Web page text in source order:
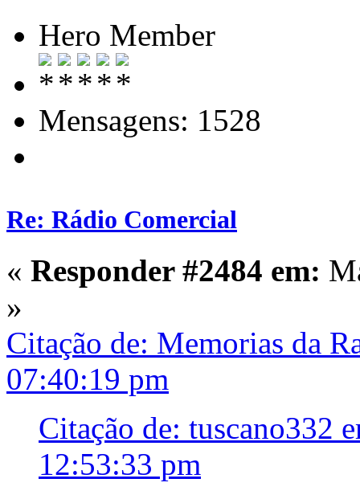
Hero Member
Mensagens: 1528
Re: Rádio Comercial
« Responder #2484 em:
»
Citação de: Memorias da
07:40:19 pm
Citação de: tuscano332
12:53:33 pm